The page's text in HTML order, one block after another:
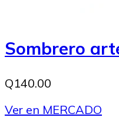
Sombrero
Q140.00
Ver en MERCADO